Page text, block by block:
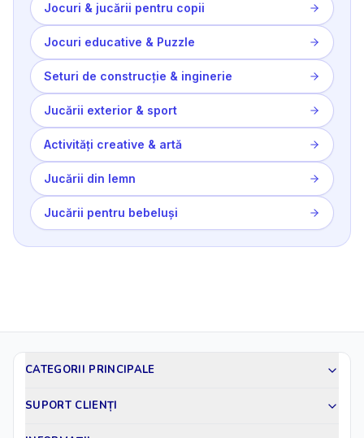
Jocuri & jucării pentru copii
Jocuri educative & Puzzle
Seturi de construcție & inginerie
Jucării exterior & sport
Activități creative & artă
Jucării din lemn
Jucării pentru bebeluși
CATEGORII PRINCIPALE
SUPORT CLIENȚI